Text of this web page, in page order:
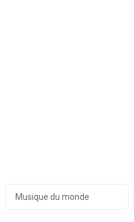
Musique du monde